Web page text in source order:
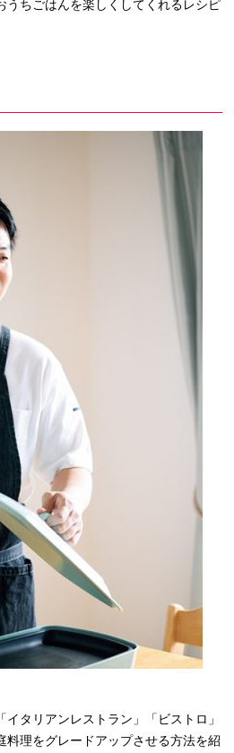
うちごはんを楽しくしてくれるレシピ
タリアンレストラン」「ビストロ」
料理をグレードアップさせる方法を紹